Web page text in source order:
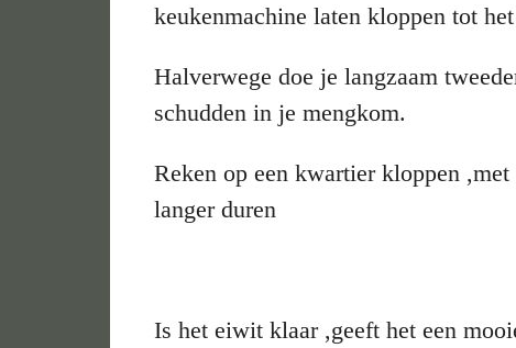
keukenmachine laten kloppen tot
Halverwege doe je langzaam
schudden in je mengkom.
Reken op een kwartier kloppen
langer duren
Is het eiwit klaar ,geeft het een